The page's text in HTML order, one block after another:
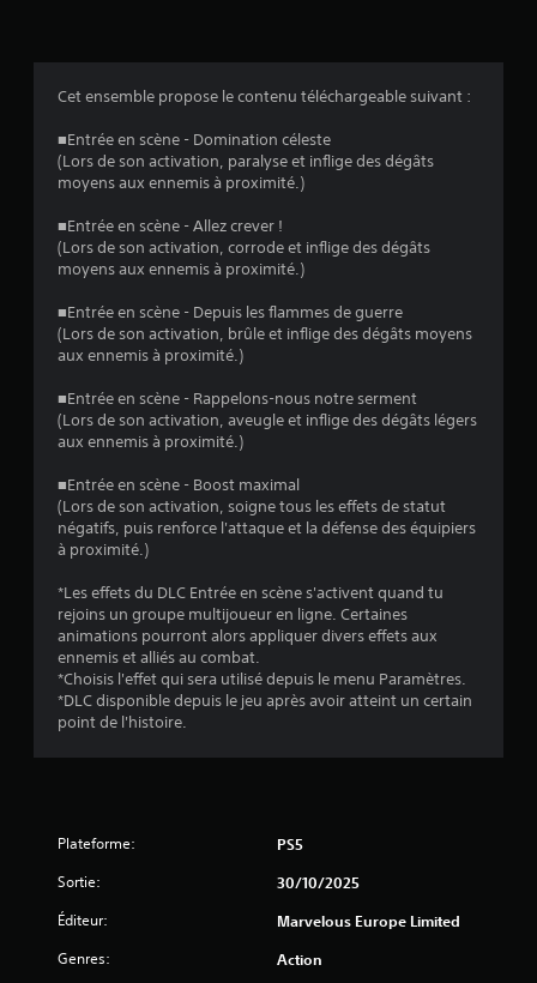
Cet ensemble propose le contenu téléchargeable suivant :
■Entrée en scène - Domination céleste
(Lors de son activation, paralyse et inflige des dégâts
moyens aux ennemis à proximité.)
■Entrée en scène - Allez crever !
(Lors de son activation, corrode et inflige des dégâts
moyens aux ennemis à proximité.)
■Entrée en scène - Depuis les flammes de guerre
(Lors de son activation, brûle et inflige des dégâts moyens
aux ennemis à proximité.)
■Entrée en scène - Rappelons-nous notre serment
(Lors de son activation, aveugle et inflige des dégâts légers
aux ennemis à proximité.)
■Entrée en scène - Boost maximal
(Lors de son activation, soigne tous les effets de statut
négatifs, puis renforce l'attaque et la défense des équipiers
à proximité.)
*Les effets du DLC Entrée en scène s'activent quand tu
rejoins un groupe multijoueur en ligne. Certaines
animations pourront alors appliquer divers effets aux
ennemis et alliés au combat.
*Choisis l'effet qui sera utilisé depuis le menu Paramètres.
*DLC disponible depuis le jeu après avoir atteint un certain
point de l'histoire.
Plateforme: PS5
Sortie: 30/10/2025
Éditeur: Marvelous Europe Limited
Genres: Action